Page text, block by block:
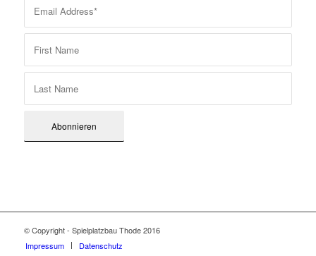
© Copyright - Spielplatzbau Thode 2016
Impressum
Datenschutz